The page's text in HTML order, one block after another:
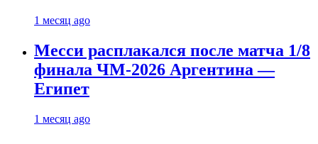
1 месяц ago
Месси расплакался после матча 1/8
финала ЧМ-2026 Аргентина —
Египет
1 месяц ago